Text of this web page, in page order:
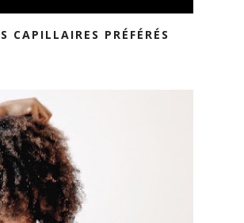
CAPILLAIRES PRÉFÉRÉS